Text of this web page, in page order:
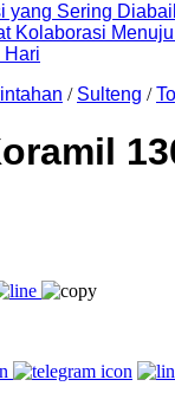
yang Sering
Kolaborasi
Hari
/ Sulteng /